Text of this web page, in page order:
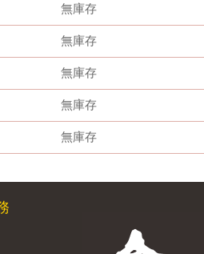
無庫存
無庫存
無庫存
無庫存
無庫存